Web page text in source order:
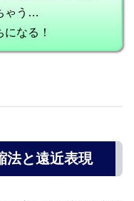
ゃう…
なる！
法と遠近表現